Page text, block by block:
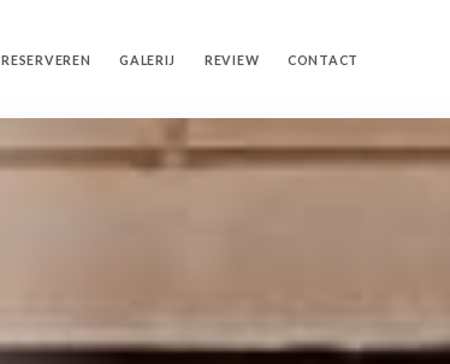
RESERVEREN GALERIJ REVIEW CONTACT